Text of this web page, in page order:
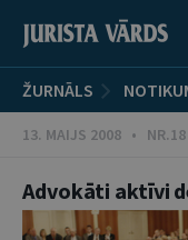
ŽURNĀLS
13. MAIJS 2008 •
Advokāti aktīvi